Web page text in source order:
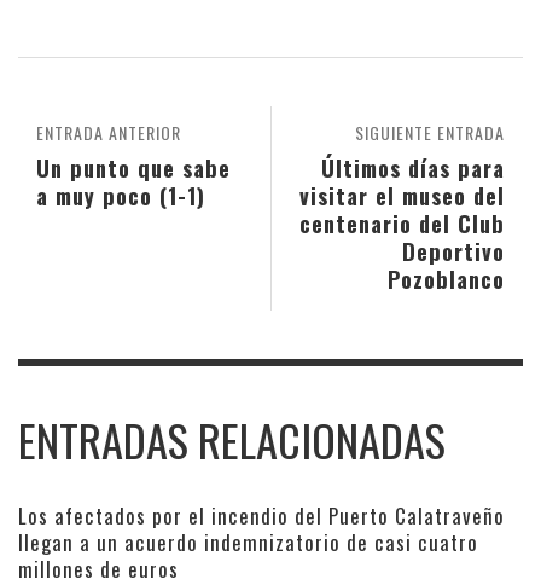
SIGUIENTE ENTRADA
Últimos días para
visitar el museo del
centenario del Club
Deportivo
Pozoblanco
ENTRADA ANTERIOR
Un punto que sabe
a muy poco (1-1)
ENTRADAS RELACIONADAS
Los afectados por el incendio del Puerto Calatraveño
llegan a un acuerdo indemnizatorio de casi cuatro
millones de euros